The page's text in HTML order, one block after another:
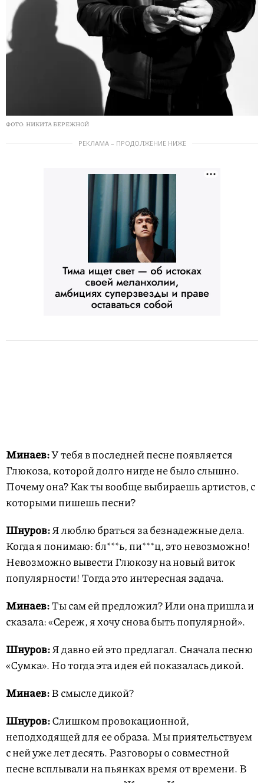
ФОТО: НИКИТА БЕРЕЖНОЙ
РЕКЛАМА – ПРОДОЛЖЕНИЕ НИЖЕ
Минаев:У тебя в последней песне появляется
Глюкоза, которой долго нигде не было слышно.
Почему она? Как ты вообще выбираешь артистов, с
которыми пишешь песни?
Шнуров:Я люблю браться за безнадежные дела.
Когда я понимаю: бл***ь, пи***ц, это невозможно!
Невозможно вывести Глюкозу на новый виток
популярности! Тогда это интересная задача.
Минаев:Ты сам ей предложил? Или она пришла и
сказала: «Сереж, я хочу снова быть популярной».
Шнуров:Я давно ей это предлагал. Сначала песню
«Сумка». Но тогда эта идея ей показалась дикой.
Минаев:В смысле дикой?
Шнуров:Слишком провокационной,
неподходящей для ее образа. Мы приятельствуем
с ней уже лет десять. Разговоры о совместной
песне всплывали на пьянках время от времени. В